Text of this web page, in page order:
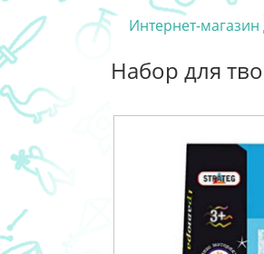
Интернет-магазин
Набор для